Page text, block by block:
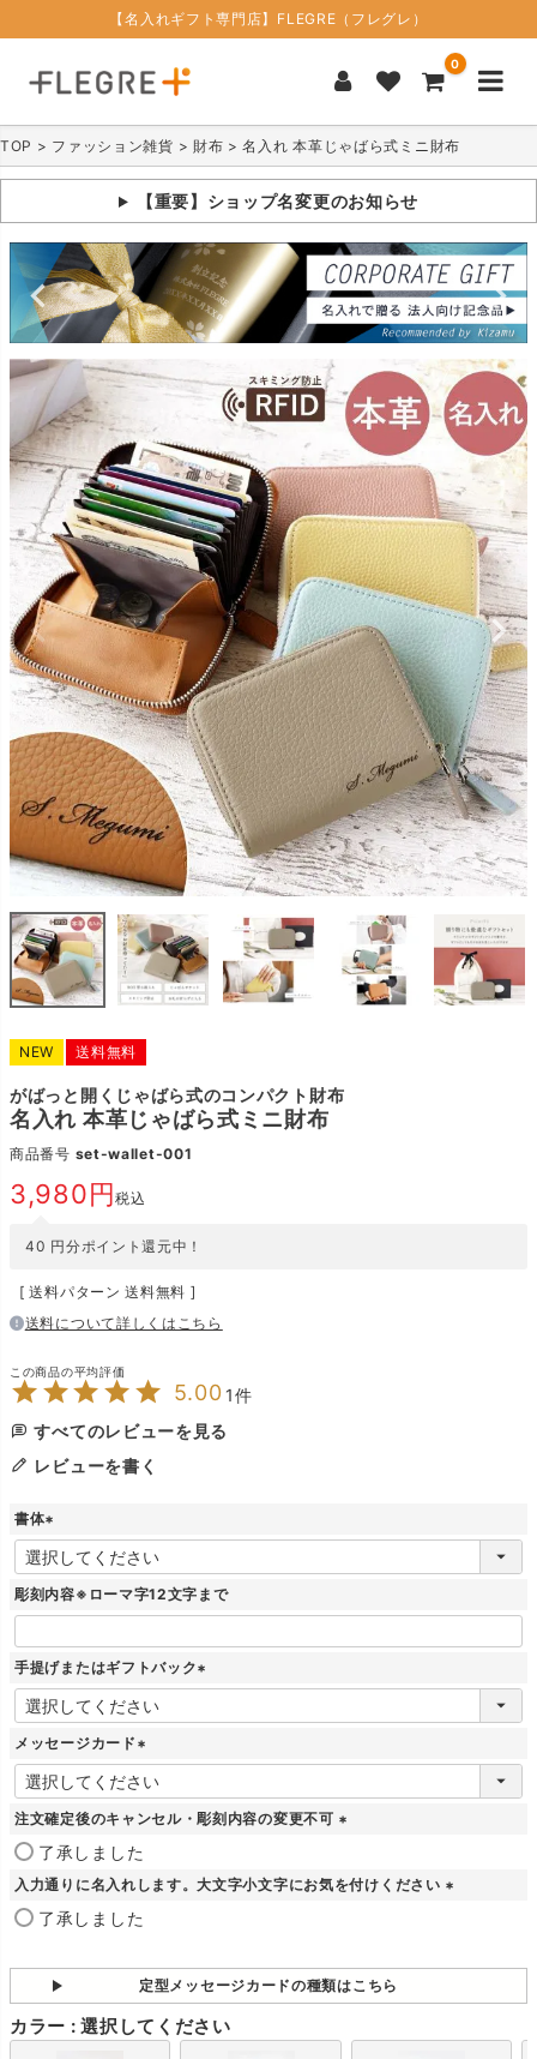
【名入れギフト専門店】FLEGRE（フレグレ）
0
TOP ファッション雑貨 財布 名入れ 本革じゃばら式ミニ財布
【重要】ショップ名変更のお知らせ
NEW 送料無料
がばっと開くじゃばら式のコンパクト財布
名入れ 本革じゃばら式ミニ財布
商品番号 set-wallet-001
3,980 税込
40 円分ポイント還元中！
送料パターン 送料無料
送料について詳しくはこちら
5.00 1
すべてのレビューを見る
レビューを書く
書体
(
必
須
彫刻内容※ローマ字12文字まで
手提げまたはギフトバック
(
メッセージカード
(
必
須
注文確定後のキャンセル・彫刻内容の変更不可
須
了承しました
入力通りに名入れします。大文字小文字にお気を付けください
)
了承しました
定型メッセージカードの種類はこちら
カラー 選択してください